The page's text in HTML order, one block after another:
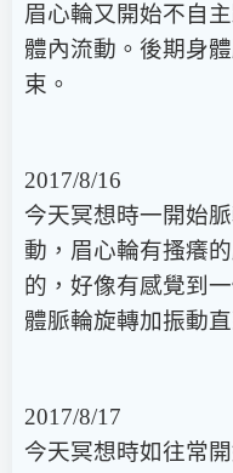
眉心輪又開始不自
體內流動。後期身
束。
2017/8/16
今天冥想時一開始
動，眉心輪有搔癢
的，好像有感覺到
體脈輪旋轉加振動
2017/8/17
今天冥想時如往常